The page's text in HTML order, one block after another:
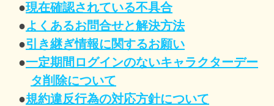
●現在確認されている不具合
●よくあるお問合せと解決方法
●引き継ぎ情報に関するお願い
●一定期間ログインのないキャラクターデー
タ削除について
●規約違反行為の対応方針について